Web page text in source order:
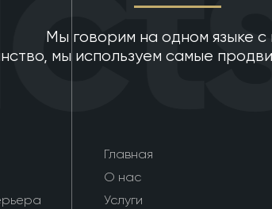
Мы говорим на одном языке с
мы используем самые
Главная
О нас
Услуги